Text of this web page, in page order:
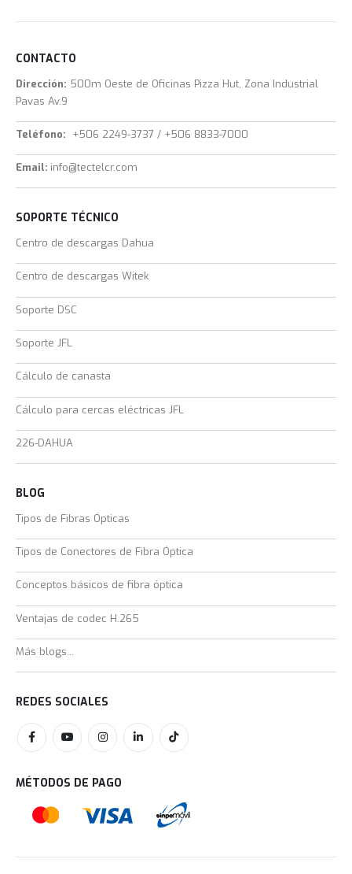
CONTACTO
Dirección: 500m Oeste de Oficinas Pizza Hut, Zona Industrial
Pavas Av.9
Teléfono: +506 2249-3737 / +506 8833-7000
Email: info@tectelcr.com
SOPORTE TÉCNICO
Centro de descargas Dahua
Centro de descargas Witek
Soporte DSC
Soporte JFL
Cálculo de canasta
Cálculo para cercas eléctricas JFL
226-DAHUA
BLOG
Tipos de Fibras Ópticas
Tipos de Conectores de Fibra Óptica
Conceptos básicos de fibra óptica
Ventajas de codec H.265
Más blogs...
REDES SOCIALES
MÉTODOS DE PAGO